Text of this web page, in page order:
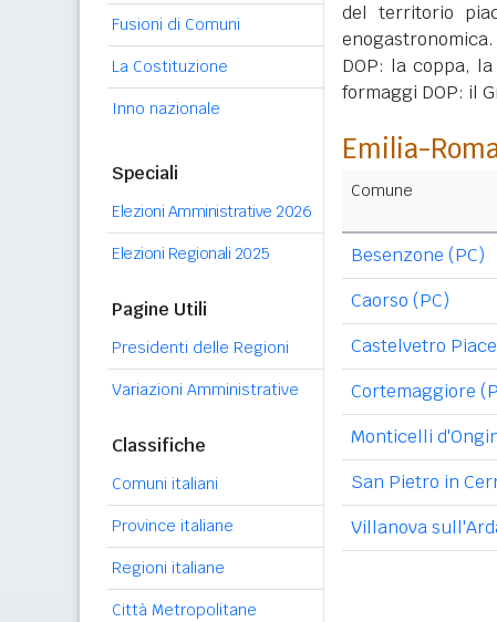
Fusioni di Comuni
La Costituzione
Inno nazionale
Speciali
Elezioni Amministrative 2026
Elezioni Regionali 2025
Pagine Utili
Presidenti delle Regioni
Variazioni Amministrative
Classifiche
Comuni italiani
Province italiane
Regioni italiane
Città Metropolitane
del territorio
DOP: la coppa,
formaggi DOP: il
Emilia-
Comune
Besenzone (PC)
Caorso (PC)
Castelvetro
Cortemaggiore
Monticelli
San Pietro in
Villanova